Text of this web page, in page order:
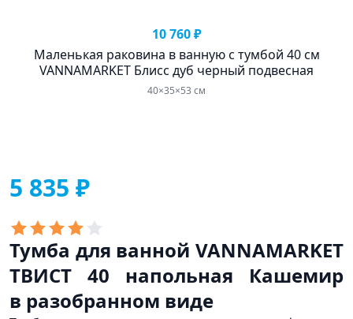
10 760 ₽
Маленькая раковина в ванную с тумбой 40 см
VANNAMARKET Блисс дуб черный подвесная
40×35×53 см
5 835 ₽
Тумба для ванной VANNAMARKET
ТВИСТ 40 напольная Кашемир
в разобранном виде